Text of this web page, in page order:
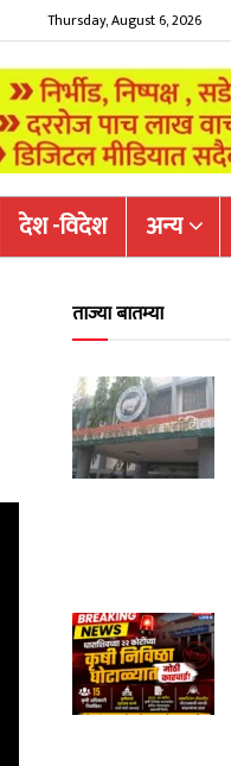
Thursday, August 6, 2026
देश -विदेश अन्य
ताज्या बातम्या